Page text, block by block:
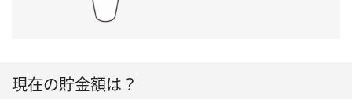
現在の貯金額は？